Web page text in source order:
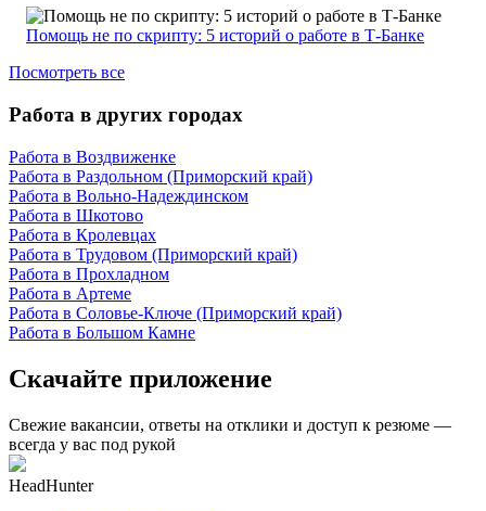
Помощь не по скрипту: 5 историй о работе в Т-Банке
Посмотреть все
Работа в других городах
Работа в Воздвиженке
Работа в Раздольном (Приморский край)
Работа в Вольно-Надеждинском
Работа в Шкотово
Работа в Кролевцах
Работа в Трудовом (Приморский край)
Работа в Прохладном
Работа в Артеме
Работа в Соловье-Ключе (Приморский край)
Работа в Большом Камне
Скачайте приложение
Свежие вакансии, ответы на отклики и доступ к резюме —
всегда у вас под рукой
HeadHunter